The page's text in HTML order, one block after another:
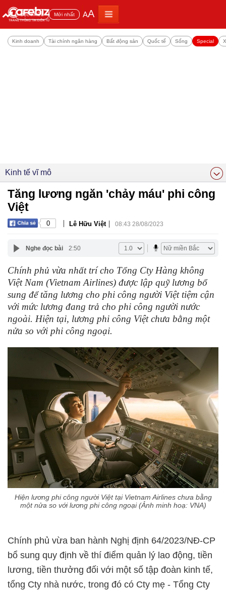
Đọc nhiều Mới nhất AA
Kinh doanh Tài chính ngân hàng Bất động sản Quốc tế Sống Special
Kinh tế vĩ mô
Tăng lương ngăn 'chảy máu' phi công
Việt
0 | Lê Hữu Việt | 08:43 28/08/2023
Nghe đọc bài 2:50
Chính phủ vừa nhất trí cho Tổng Cty Hàng không
Việt Nam (Vietnam Airlines) được lập quỹ lương bổ
sung để tăng lương cho phi công người Việt tiệm cận
với mức lương đang trả cho phi công người nước
ngoài. Hiện tại, lương phi công Việt chưa bằng một
nửa so với phi công ngoại.
Hiện lương phi công người Việt tại Vietnam Airlines chưa bằng
một nửa so với lương phi công ngoại (Ảnh minh hoạ: VNA)
Chính phủ vừa ban hành Nghị định 64/2023/NĐ-CP
bổ sung quy định về thí điểm quản lý lao động, tiền
lương, tiền thưởng đối với một số tập đoàn kinh tế,
tổng Cty nhà nước, trong đó có Cty mẹ - Tổng Cty